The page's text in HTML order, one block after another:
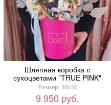
Шляпная коробка с
сухоцветами "TRUE PINK"
Размер: 30x30
9 950 руб.